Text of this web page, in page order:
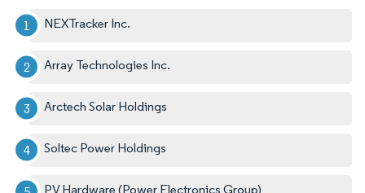
NEXTracker Inc.
Array Technologies Inc.
Arctech Solar Holdings
Soltec Power Holdings
PV Hardware (Power Electronics Group)